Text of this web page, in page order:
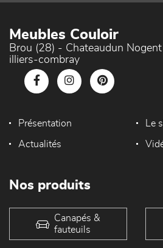
Meubles Couloir
Brou (28) - Chateaudun
illiers-combray
Présentation Le
Actualités
Nos produits
Canapés &
fauteuils